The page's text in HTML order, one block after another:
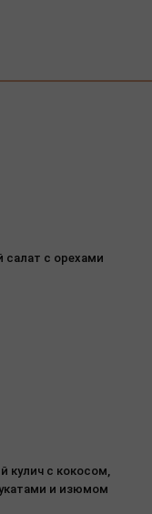
салат с орехами
кулич с кокосом,
и изюмом